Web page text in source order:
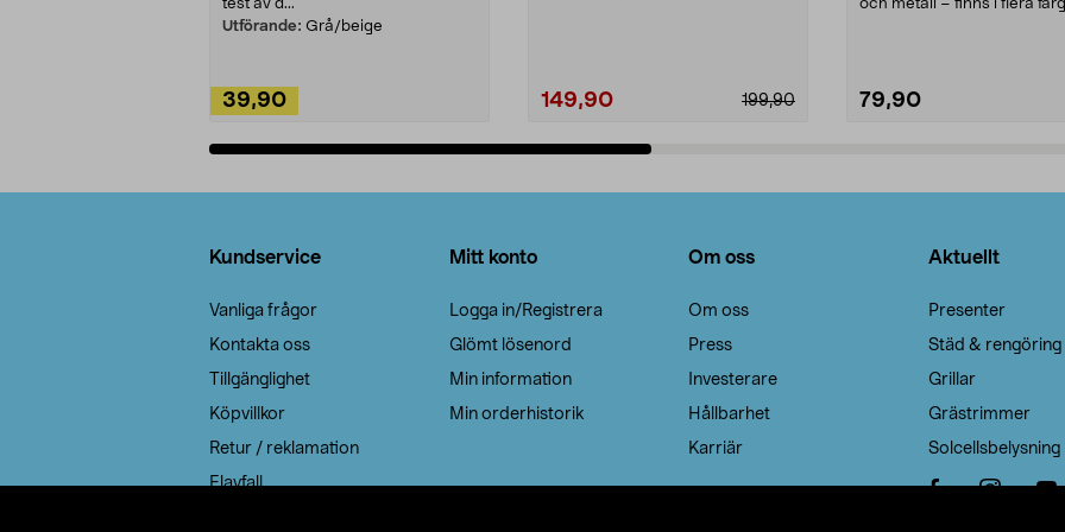
test av d...
Utförande: Grå/beige
39,90 199,90
149,90
och metall – finns i flera
79,90
Kundservice
Vanliga frågor
Kontakta oss
Tillgänglighet
Köpvillkor
Retur / reklamation
Elavfall
Mitt konto
Logga in/Registrera
Glömt lösenord
Min information
Min orderhistorik
Om oss
Om oss
Press
Investerare
Hållbarhet
Karriär
Aktuellt
Presenter
Städ & rengöring
Grillar
Grästrimmer
Solcellsbelysning